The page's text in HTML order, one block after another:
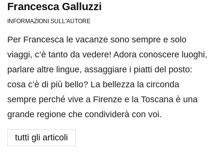
Francesca Galluzzi
INFORMAZIONI SULL'AUTORE
Per Francesca le vacanze sono sempre e solo
viaggi, c’è tanto da vedere! Adora conoscere luoghi,
parlare altre lingue, assaggiare i piatti del posto:
cosa c’è di più bello? La bellezza la circonda
sempre perché vive a Firenze e la Toscana è una
grande regione che condividerà con voi.
tutti gli articoli